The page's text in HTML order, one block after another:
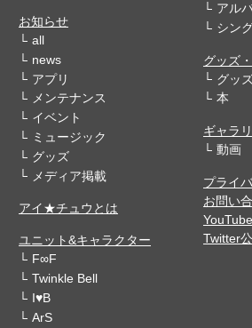
お知らせ
all
news
アプリ
メンテナンス
イベント
ミュージック
グッズ
メディア掲載
アイ★チュウとは
ユニット&キャラクター
F∞F
Twinkle Bell
I♥B
ArS
アル
シン
グッズ
グッ
本
ギャラ
動画
プライ
お問い
Twitter